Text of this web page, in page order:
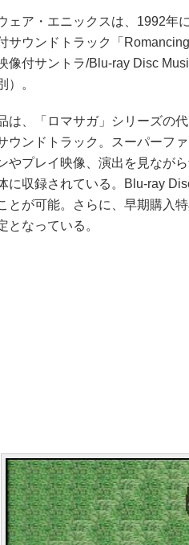
ア・エニックスは、1992年
サウンドトラック「
像付サントラ/Blu-ray Disc
）。
は、「ロマサガ」シリーズの
ウンドトラック。スーパーフ
やプレイ映像、演出を見なが
に収録されている。Blu-ray
とが可能。さらに、早期購入
となっている。